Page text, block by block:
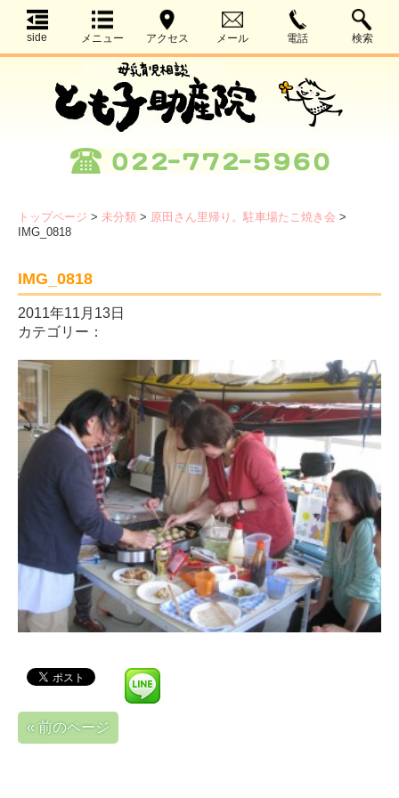
side メニュー アクセス メール 電話 検索
トップページ > 未分類 > 原田さん里帰り。駐車場たこ焼き会 >
IMG_0818
IMG_0818
2011年11月13日
カテゴリー：
« 前のページ